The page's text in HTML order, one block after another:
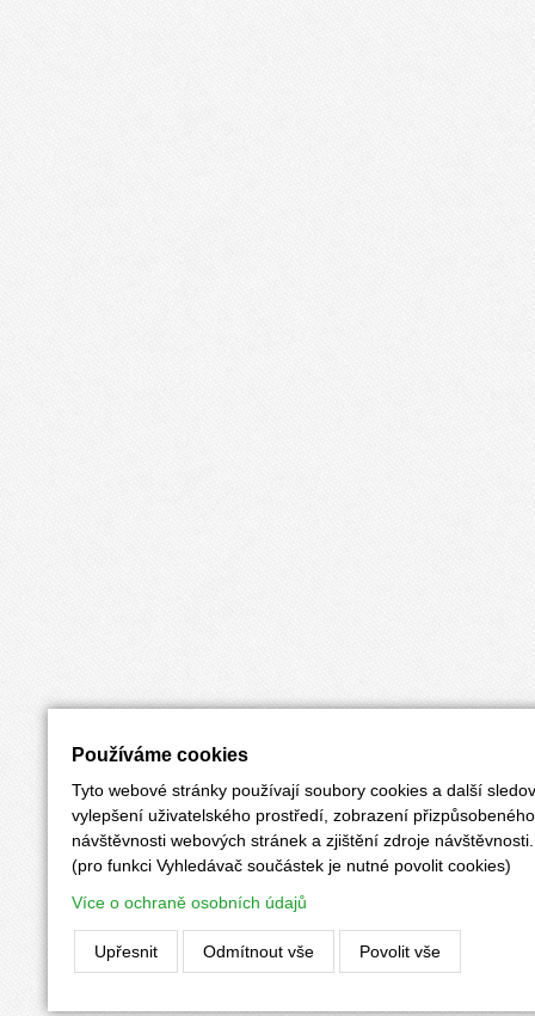
Používáme cookies
Tyto webové stránky používají soubory cookies a další
vylepšení uživatelského prostředí, zobrazení
návštěvnosti webových stránek a zjištění zdroje návštěvnosti.
(pro funkci Vyhledávač součástek je nutné povolit cookies)
Více o ochraně osobních údajů
Upřesnit Odmítnout vše Povolit vše